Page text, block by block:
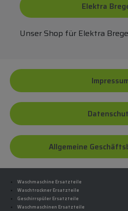
Elektra
Unser Shop für Elektra
Allgemeine
Waschmaschine Ersatzteile
Waschtrockner Ersatzteile
Geschirrspüler Ersatzteile
Waschmaschinen Ersatzteile